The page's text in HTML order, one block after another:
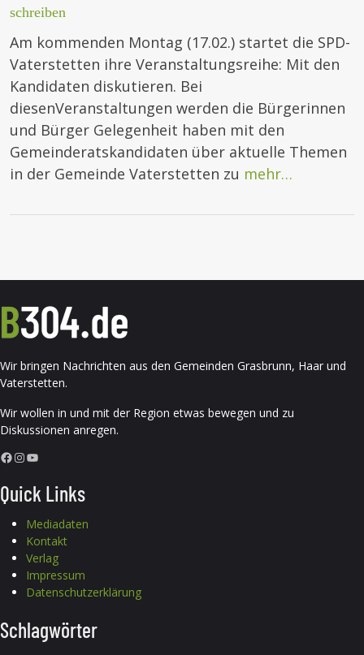
schreiben
Am kommenden Montag (17.02.) startet die SPD-
Vaterstetten ihre Veranstaltungsreihe: Mit den
Kandidaten diskutieren. Bei
diesenVeranstaltungen werden die Bürgerinnen
und Bürger Gelegenheit haben mit den
Gemeinderatskandidaten über aktuelle Themen
in der Gemeinde Vaterstetten zu mehr…
Wir bringen Nachrichten aus den Gemeinden Grasbrunn, Haar und
Vaterstetten.
Wir wollen in und mit der Region etwas bewegen und zu
Diskussionen anregen.
Facebook InstagramYouTube
Quick Links
Mediadaten
Kontakt
Verlag
Impressum
Datenschutzerklärung
Schlagwörter